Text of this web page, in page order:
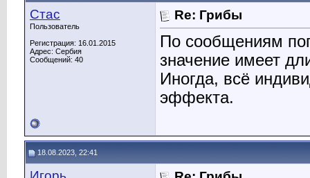
Стас
Пользователь
Регистрация: 16.01.2015
Адрес: Сербия
Сообщений: 40
Re: Грибы
По сообщениям
значение имеет
Иногда, всё
эффекта.
18.08.2023, 22:41